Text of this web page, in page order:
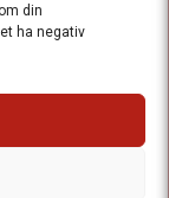
din
ha negativ
|
Oslo.